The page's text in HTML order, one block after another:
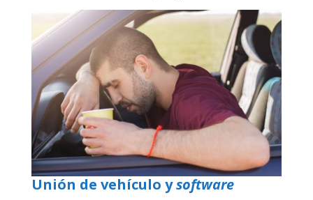
Unión de vehículo ysoftware